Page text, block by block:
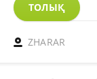
ТОЛЫҚ
ZHARAR